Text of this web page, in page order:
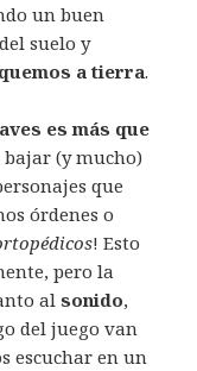
un buen
suelo y
a tierra.
es más que
(y mucho)
que
órdenes o
! Esto
pero la
alsonido,
del juego van
escuchar en un